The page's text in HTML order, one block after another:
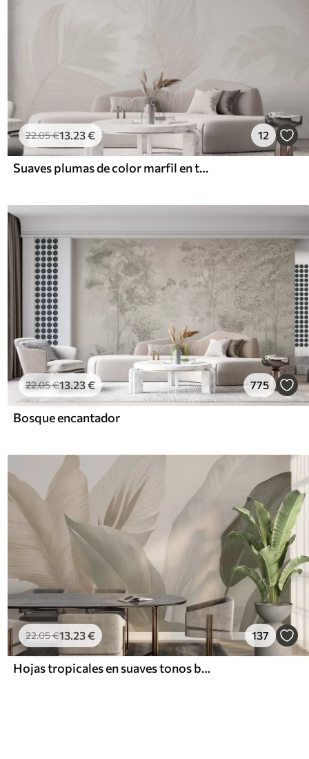
22.05€13.23€ 12
Suaves plumas de color marfil en tonos beige lechoso.
22.05€13.23€ 775
Bosque encantador
22.05€13.23€ 137
Hojas tropicales en suaves tonos beige y verde, con efecto acuarela y suaves transiciones de color